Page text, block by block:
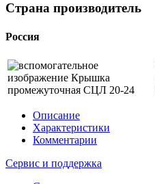
Страна производитель
Россия
Описание
Характеристики
Комментарии
Сервис и поддержка